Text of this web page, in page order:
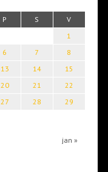
P S V
jan »
1
6 7
8
13 14
15
20 21
22
27 28
29